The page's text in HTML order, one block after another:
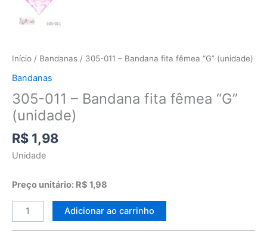
Início / Bandanas / 305-011 – Bandana fita fêmea “G” (unidade)
Bandanas
305-011 – Bandana fita fêmea “G”
(unidade)
R$ 1,98
Unidade
Preço unitário: R$ 1,98
Adicionar ao carrinho